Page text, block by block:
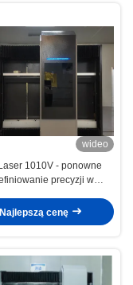
wideo
1010V - ponowne
precyzji w
ekranowym
Najlepszą cenę